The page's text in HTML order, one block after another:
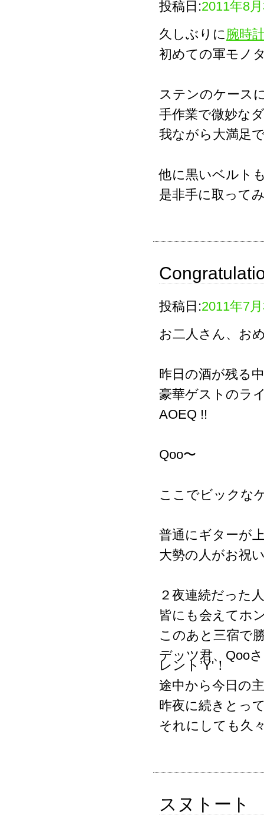
投稿日:2011年8
久しぶりに腕時
初めての軍モノ
ステンのケース
手作業で微妙な
我ながら大満足
他に黒いベルト
是非手に取って
投稿日:2011年7
お二人さん、お
昨日の酒が残る
豪華ゲストのラ
AOEQ !!
Qoo〜
ここでビックな
普通にギターが
大勢の人がお祝
２夜連続だった
皆にも会えてホ
このあと三宿で
デッツ君、Qoo
レント’Y'！
途中から今日の
昨夜に続きとっ
それにしても久
スヌトート